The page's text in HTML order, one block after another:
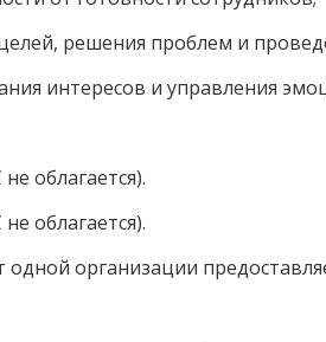
решения проблем и
интересов и управления
облагается).
облагается).
организации